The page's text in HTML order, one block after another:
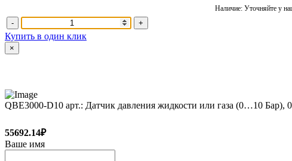
Наличие: Уточняйте у
- +
Купить в один клик
×
QBE3000-D10 арт.: Датчик давления жидкости или газа (0…10
55692.14₽
Ваше имя